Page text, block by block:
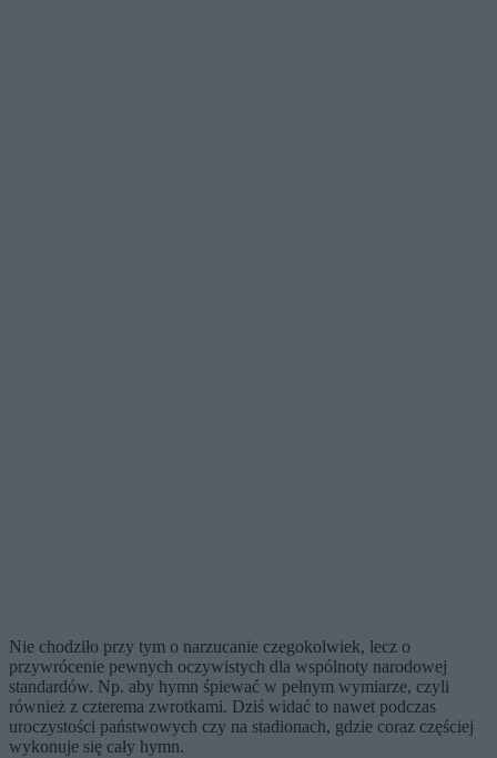
Nie chodziło przy tym o narzucanie czegokolwiek, lecz o
przywrócenie pewnych oczywistych dla wspólnoty narodowej
standardów. Np. aby hymn śpiewać w pełnym wymiarze, czyli
również z czterema zwrotkami. Dziś widać to nawet podczas
uroczystości państwowych czy na stadionach, gdzie coraz częściej
wykonuje się cały hymn.